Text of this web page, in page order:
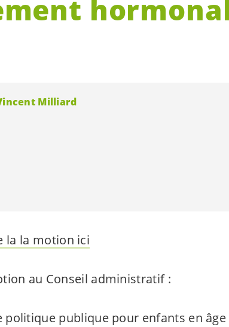
Milliard
la la motion ici
au Conseil administratif :
politique publique pour enfants en